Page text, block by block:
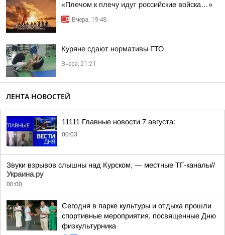
«Плечом к плечу идут российские войска…»
Вчера, 19:48
Куряне сдают нормативы ГТО
Вчера, 21:21
ЛЕНТА НОВОСТЕЙ
11111 Главные новости 7 августа:
00:03
Звуки взрывов слышны над Курском, — местные ТГ-каналы//
Украина.ру
00:00
Сегодня в парке культуры и отдыха прошли
спортивные мероприятия, посвященные Дню
физкультурника